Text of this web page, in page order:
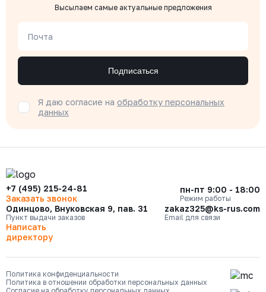
Высылаем самые актуальные предложения
Почта
Подписаться
Я даю согласие на обработку персональных
данных
+7 (495) 215-24-81
Заказать звонок
пн-пт 9:00 - 18:00
Режим работы
Одинцово, Внуковская 9, пав. 31
Пункт выдачи заказов
zakaz325@ks-rus.com
Email для связи
Написать
директору
Политика конфиденциальности
Политика в отношении обработки персональных данных
Согласие на обработку персональных данных